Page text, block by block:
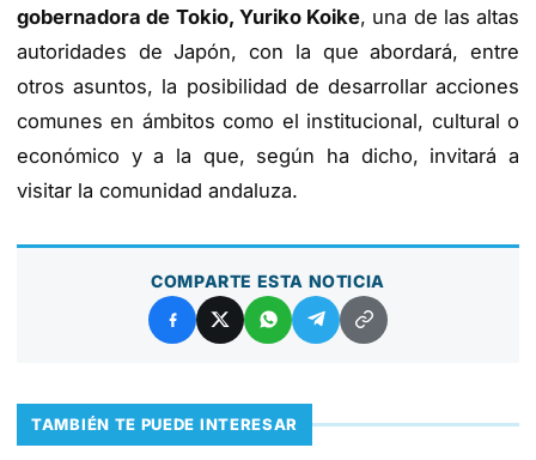
gobernadora de Tokio, Yuriko Koike, una de las altas
autoridades de Japón, con la que abordará, entre
otros asuntos, la posibilidad de desarrollar acciones
comunes en ámbitos como el institucional, cultural o
económico y a la que, según ha dicho, invitará a
visitar la comunidad andaluza.
COMPARTE ESTA NOTICIA
TAMBIÉN TE PUEDE INTERESAR